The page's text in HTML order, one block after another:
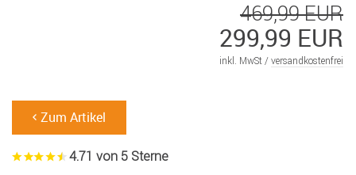
469,99 EUR
299,99 EUR
inkl. MwSt / versandkostenfrei
Zum Artikel
4.71 von 5 Sterne